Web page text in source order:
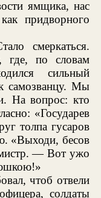
ямщика, нас
придворного
смеркаться.
где, по словам
сильный
самозванцу. Мы
На вопрос: кто
«Государев
толпа гусаров
«Выходи, бесов
— Вот ужо
чтоб отвели
солдаты